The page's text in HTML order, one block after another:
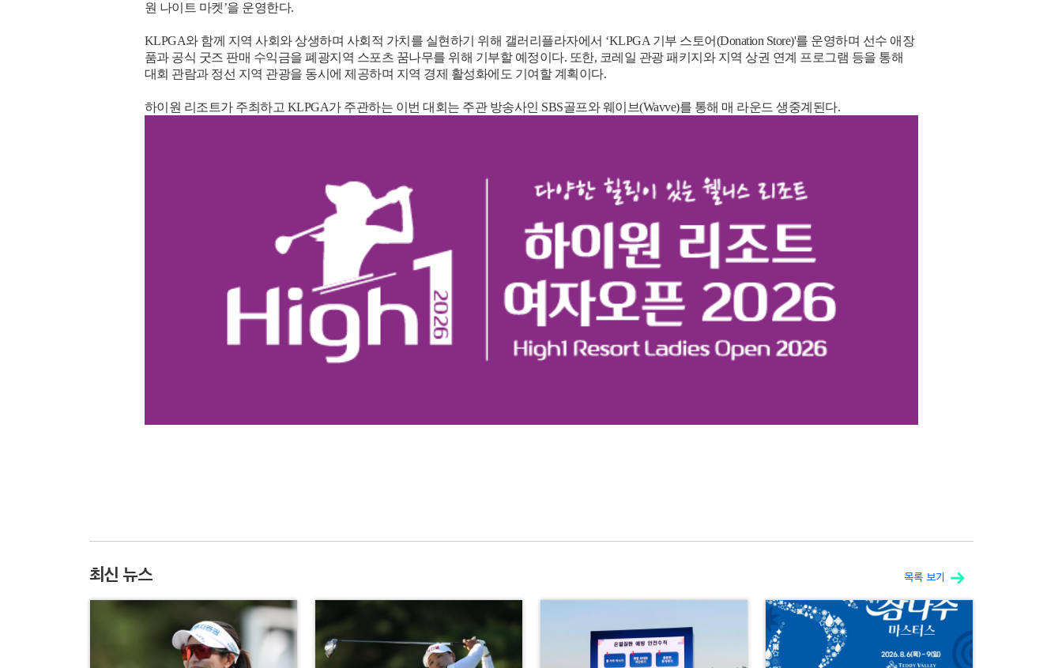
원 나이트 마켓’을 운영한다.
KLPGA와 함께 지역 사회와 상생하며 사회적 가치를 실현하기 위해 갤러리플라자에서 ‘KLPGA 기부 스토어(Donation Store)'를 운영하며 선수 애장
품과 공식 굿즈 판매 수익금을 폐광지역 스포츠 꿈나무를 위해 기부할 예정이다. 또한, 코레일 관광 패키지와 지역 상권 연계 프로그램 등을 통해
대회 관람과 정선 지역 관광을 동시에 제공하며 지역 경제 활성화에도 기여할 계획이다.
하이원 리조트가 주최하고 KLPGA가 주관하는 이번 대회는 주관 방송사인 SBS골프와 웨이브(Wavve)를 통해 매 라운드 생중계된다.
최신 뉴스 목록 보기